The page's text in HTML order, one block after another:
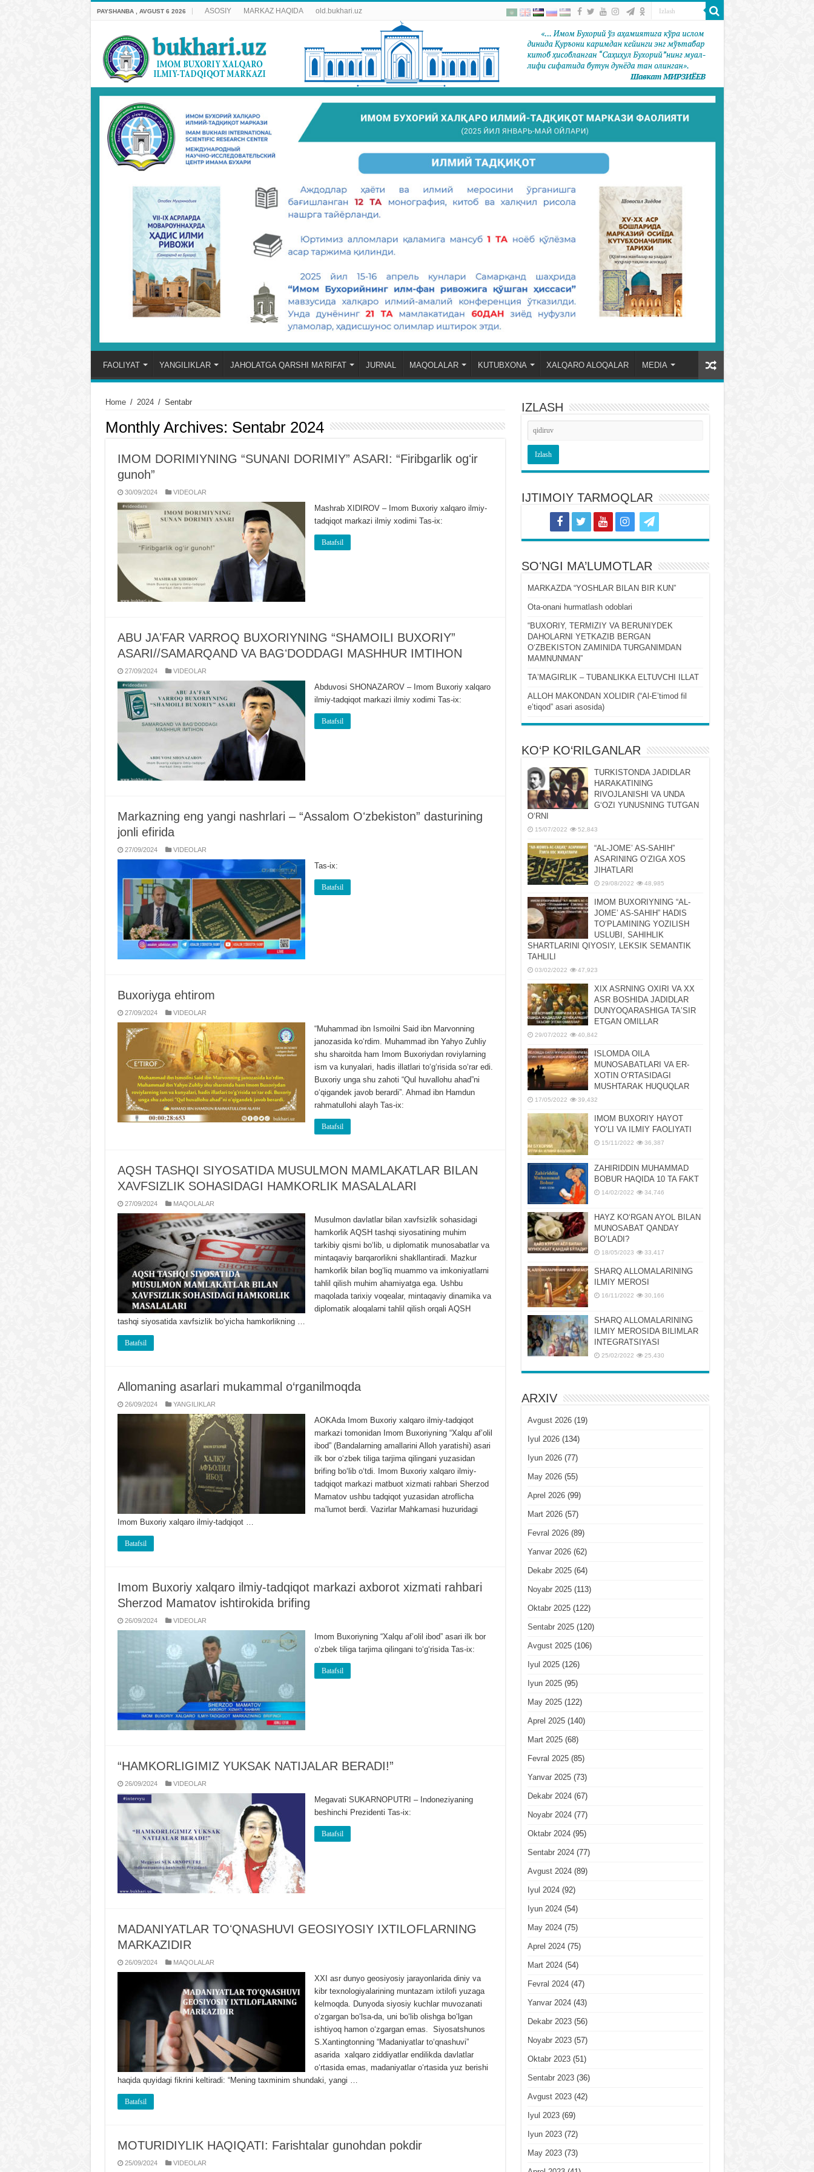
PAYSHANBA , AVGUST 6 2026 ASOSIY MARKAZ HAQIDA old.bukhari.uz
FAOLIYAT YANGILIKLAR JAHOLATGA QARSHI MA’RIFAT JURNAL MAQOLALAR KUTUBXONA XALQARO ALOQALAR MEDIA
Home / 2024 / Sentabr
Monthly Archives: Sentabr 2024
IMOM DORIMIYNING “SUNANI DORIMIY” ASARI: “Firibgarlik ogʻir
gunoh”
30/09/2024 VIDЕOLAR
Mashrab XIDIROV – Imom Buxoriy xalqaro ilmiy-
tadqiqot markazi ilmiy xodimi Tas-ix:
Batafsil
ABU JAʼFAR VARROQ BUXORIYNING “SHAMOILI BUXORIY”
ASARI//SAMARQAND VA BAGʻDODDAGI MASHHUR IMTIHON
27/09/2024 VIDЕOLAR
Abduvosi SHONAZAROV – Imom Buxoriy xalqaro
ilmiy-tadqiqot markazi ilmiy xodimi Tas-ix:
Batafsil
Markazning eng yangi nashrlari – “Assalom Oʻzbekiston” dasturining
jonli efirida
27/09/2024 VIDЕOLAR
Tas-ix:
Batafsil
Buxoriyga ehtirom
27/09/2024 VIDЕOLAR
“Muhammad ibn Ismoilni Said ibn Marvonning
janozasida koʻrdim. Muhammad ibn Yahyo Zuhliy
shu sharoitda ham Imom Buxoriydan roviylarning
ism va kunyalari, hadis illatlari toʻgʻrisida soʻrar edi.
Buxoriy unga shu zahoti “Qul huvallohu ahad”ni
oʻqigandek javob berardi”. Ahmad ibn Hamdun
rahmatullohi alayh Tas-ix:
Batafsil
AQSH TASHQI SIYOSATIDA MUSULMON MAMLAKATLAR BILAN
XAVFSIZLIK SOHASIDAGI HAMKORLIK MASALALARI
27/09/2024 MAQOLALAR
Musulmon davlatlar bilan xavfsizlik sohasidagi
hamkorlik AQSH tashqi siyosatining muhim
tarkibiy qismi boʻlib, u diplomatik munosabatlar va
mintaqaviy barqarorlikni shakllantiradi. Mazkur
hamkorlik bilan bogʻliq muammo va imkoniyatlarni
tahlil qilish muhim ahamiyatga ega. Ushbu
maqolada tarixiy voqealar, mintaqaviy dinamika va
diplomatik aloqalarni tahlil qilish orqali AQSH
tashqi siyosatida xavfsizlik boʻyicha hamkorlikning …
Batafsil
Allomaning asarlari mukammal o‘rganilmoqda
26/09/2024 YANGILIKLAR
AOKAda Imom Buxoriy xalqaro ilmiy-tadqiqot
markazi tomonidan Imom Buxoriyning “Xalqu af’olil
ibod” (Bandalarning amallarini Alloh yaratishi) asari
ilk bor o‘zbek tiliga tarjima qilingani yuzasidan
brifing bo‘lib o‘tdi. Imom Buxoriy xalqaro ilmiy-
tadqiqot markazi matbuot xizmati rahbari Sherzod
Mamatov ushbu tadqiqot yuzasidan atroflicha
ma’lumot berdi. Vazirlar Mahkamasi huzuridagi
Imom Buxoriy xalqaro ilmiy-tadqiqot …
Batafsil
Imom Buxoriy xalqaro ilmiy-tadqiqot markazi axborot xizmati rahbari
Sherzod Mamatov ishtirokida brifing
26/09/2024 VIDЕOLAR
Imom Buxoriyning “Xalqu af’olil ibod” asari ilk bor
o‘zbek tiliga tarjima qilingani to‘g‘risida Tas-ix:
Batafsil
“HAMKORLIGIMIZ YUKSAK NATIJALAR BERADI!”
26/09/2024 VIDЕOLAR
Megavati SUKARNOPUTRI – Indoneziyaning
beshinchi Prezidenti Tas-ix:
Batafsil
MADANIYATLAR TOʻQNASHUVI GEOSIYOSIY IXTILOFLARNING
MARKAZIDIR
26/09/2024 MAQOLALAR
XXI asr dunyo geosiyosiy jarayonlarida diniy va
kibr texnologiyalarining muntazam ixtilofi yuzaga
kelmoqda. Dunyoda siyosiy kuchlar muvozanati
oʻzgargan boʻlsa-da, uni boʻlib olishga boʻlgan
ishtiyoq hamon oʻzgargan emas. Siyosatshunos
S.Xantingtonning “Madaniyatlar toʻqnashuvi”
asarida xalqaro ziddiyatlar endilikda davlatlar
oʻrtasida emas, madaniyatlar oʻrtasida yuz berishi
haqida quyidagi fikrini keltiradi: “Mening taxminim shundaki, yangi …
Batafsil
MOTURIDIYLIK HAQIQATI: Farishtalar gunohdan pokdir
25/09/2024 VIDЕOLAR
IZLASH
IJTIMOIY TARMOQLAR
SOʻNGI MA’LUMOTLAR
MARKAZDA “YOSHLAR BILAN BIR KUN”
Ota-onani hurmatlash odoblari
“BUXORIY, TERMIZIY VA BERUNIYDEK
DAHOLARNI YETKAZIB BERGAN
OʻZBEKISTON ZAMINIDA TURGANIMDAN
MAMNUNMAN”
TAʼMAGIRLIK – TUBANLIKKA ELTUVCHI ILLAT
ALLOH MAKONDAN XOLIDIR (“Al-Eʼtimod fil
eʼtiqod” asari asosida)
KO‘P KO‘RILGANLAR
TURKISTONDA JADIDLAR
HARAKATINING
RIVOJLANISHI VA UNDA
GʻOZI YUNUSNING TUTGAN
OʻRNI
15/07/2022 52,843
“AL-JOMEʼ AS-SAHIH”
ASARINING OʻZIGA XOS
JIHATLARI
29/08/2022 48,985
IMOM BUXORIYNING “AL-
JOMEʼ AS-SAHIH” HADIS
TOʻPLAMINING YOZILISH
USLUBI, SAHIHLIK
SHARTLARINI QIYOSIY, LЕKSIK SЕMANTIK
TAHLILI
03/02/2022 47,923
XIX ASRNING OXIRI VA XX
ASR BOSHIDA JADIDLAR
DUNYOQARASHIGA TAʼSIR
ETGAN OMILLAR
29/07/2022 40,842
ISLOMDA OILA
MUNOSABATLARI VA ER-
XOTIN OʻRTASIDAGI
MUSHTARAK HUQUQLAR
17/05/2022 39,432
IMOM BUXORIY HAYOT
YOʻLI VA ILMIY FAOLIYATI
15/11/2022 36,387
ZAHIRIDDIN MUHAMMAD
BOBUR HAQIDA 10 TA FAKT
14/02/2022 34,746
HAYZ KOʻRGAN AYOL BILAN
MUNOSABAT QANDAY
BOʻLADI?
18/05/2023 33,417
SHARQ ALLOMALARINING
ILMIY MEROSI
16/11/2022 30,166
SHARQ ALLOMALARINING
ILMIY MЕROSIDA BILIMLAR
INTЕGRATSIYASI
25/02/2022 25,430
ARXIV
Avgust 2026(19)
Iyul 2026(134)
Iyun 2026(77)
May 2026(55)
Aprel 2026(99)
Mart 2026(57)
Fevral 2026(89)
Yanvar 2026(62)
Dekabr 2025(64)
Noyabr 2025(113)
Oktabr 2025(122)
Sentabr 2025(120)
Avgust 2025(106)
Iyul 2025(126)
Iyun 2025(95)
May 2025(122)
Aprel 2025(140)
Mart 2025(68)
Fevral 2025(85)
Yanvar 2025(73)
Dekabr 2024(67)
Noyabr 2024(77)
Oktabr 2024(95)
Sentabr 2024(77)
Avgust 2024(89)
Iyul 2024(92)
Iyun 2024(54)
May 2024(75)
Aprel 2024(75)
Mart 2024(54)
Fevral 2024(47)
Yanvar 2024(43)
Dekabr 2023(56)
Noyabr 2023(57)
Oktabr 2023(51)
Sentabr 2023(36)
Avgust 2023(42)
Iyul 2023(69)
Iyun 2023(72)
May 2023(73)